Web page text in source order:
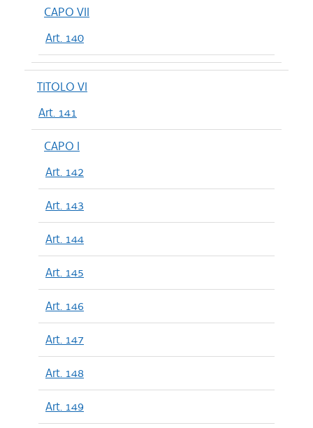
CAPO VII
Art. 140
TITOLO VI
Art. 141
CAPO I
Art. 142
Art. 143
Art. 144
Art. 145
Art. 146
Art. 147
Art. 148
Art. 149